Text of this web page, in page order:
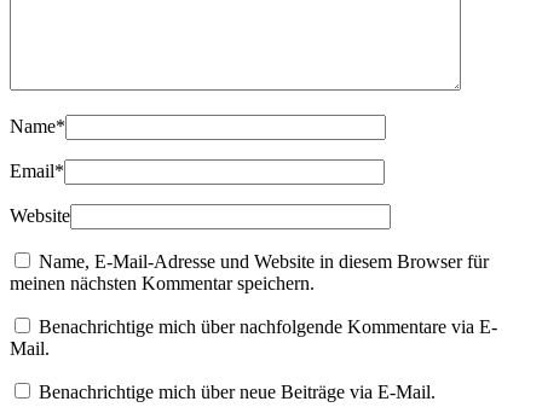
Name*
Email*
Website
Name, E-Mail-Adresse und Website in diesem Browser für
meinen nächsten Kommentar speichern.
Benachrichtige mich über nachfolgende Kommentare via E-
Mail.
Benachrichtige mich über neue Beiträge via E-Mail.